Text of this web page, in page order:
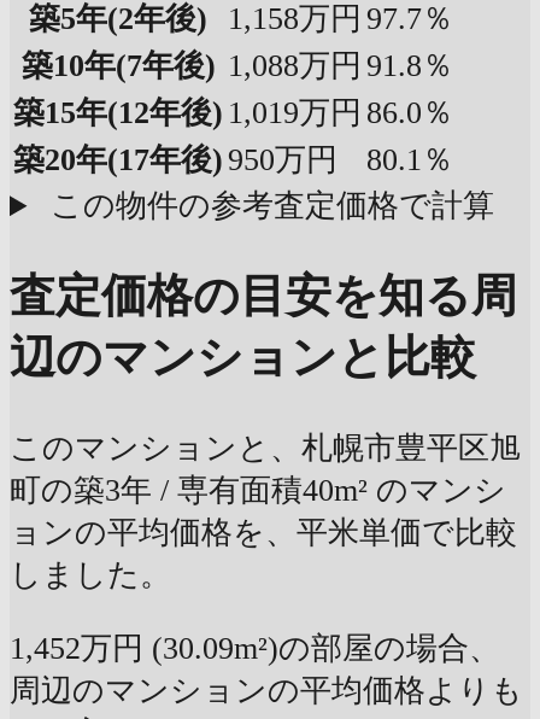
築5年(2年後) 1,158万円 97.7％
築10年(7年後) 1,088万円 91.8％
築15年(12年後) 1,019万円 86.0％
築20年(17年後)950万円
80.1％
この物件の参考査定価格で計算
査定価格の目安を知る周
辺のマンションと比較
このマンションと、札幌市豊平区旭
町の築3年 / 専有面積40m² のマンシ
ョンの平均価格を、平米単価で比較
しました。
1,452万円 (30.09m²)の部屋の場合、
周辺のマンションの平均価格よりも